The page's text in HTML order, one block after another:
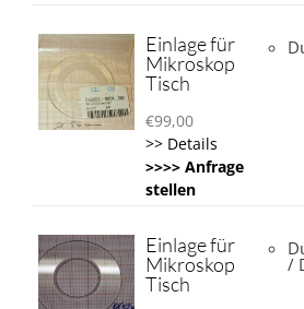
Einlage für
Mikroskop
Tisch
€99,00
>> Details
>>>> Anfrage
stellen
Einlage für
Mikroskop
Tisch
/